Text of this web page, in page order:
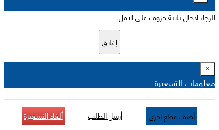
الرجاء ادخال ثلاثة حروف على الاقل
إغلاق
×
معلومات التسعيرة
أضف قطع اخرى أرسل الطلب ألغاء التسعيرة